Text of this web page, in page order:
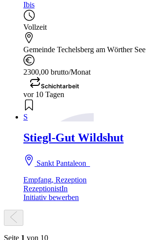
Ibis
Vollzeit
Gemeinde Techelsberg am Wörther See
2300,00 brutto/Monat
Schichtarbeit
vor 10 Tagen
S
Stiegl-Gut Wildshut
Sankt Pantaleon
Empfang, Rezeption
RezeptionistIn
Initiativ bewerben
Seite 1 von 10